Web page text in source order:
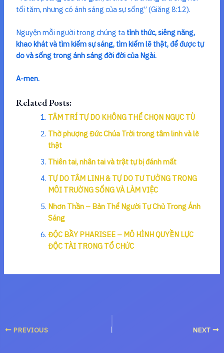
tối tăm, nhưng có ánh sáng của sự sống” (Giăng 8:12).
Nguyện mỗi người trong chúng ta tỉnh thức, siêng năng,
khao khát và tìm kiếm sự sáng, tìm kiếm lẽ thật, để được tự
do và sống trong ánh sáng đời đời của Ngài.
A-men.
Related Posts:
TÂM TRÍ TỰ DO KHÔNG THỂ CHỌN NGỤC TÙ
Thờ phượng Đức Chúa Trời trong tâm linh và lẽ
thật
Thiên tai, nhân tai và trật tự bị đánh mất
TỰ DO TÂM LINH & TỰ DO TƯ TƯỞNG TRONG
MÔI TRƯỜNG SỐNG VÀ LÀM VIỆC
Nhơn Thần – Bản Thể Người Tự Chủ Trong Ánh
Sáng
ĐỘC BẦY PHARISEE – MÔ HÌNH QUYỀN LỰC
ĐỘC TÀI TRONG TỔ CHỨC
PREVIOUS NEXT